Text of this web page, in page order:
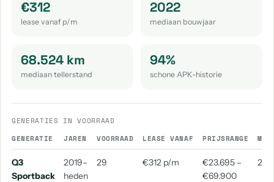
aantal: 2 aantal: 1
Audi Overige Audi Q4 E-Tron
aantal: 1
Audi Rsq3
aantal: 1
Audi Rs Q3 Sportback
aantal: 1
Audi S1
aantal: 1
€312
lease vanaf p/m
2022
mediaan bouwjaar
68.524 km
mediaan tellerstand
94%
schone APK-historie
GENERATIES IN VOORRAAD
GENERATIE
JAREN VOORRAAD LEASE VANAF PRIJSRANGE
Q3
Sportback
2019–
heden
29 €312 p/m
€23.695 –
€69.900